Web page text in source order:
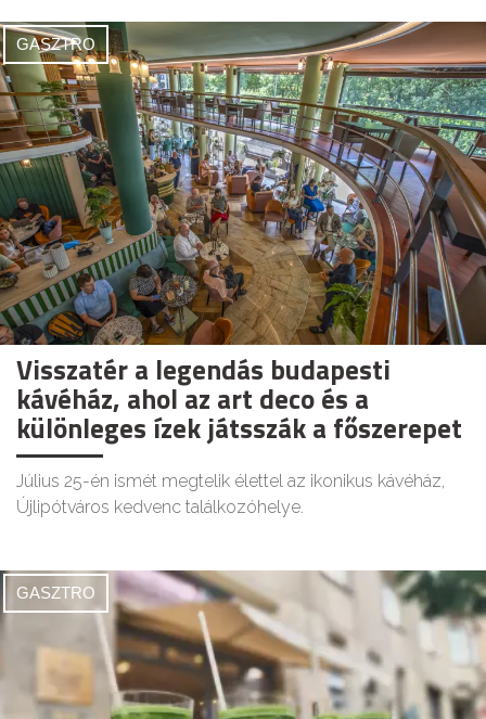
GASZTRO
Visszatér a legendás budapesti
kávéház, ahol az art deco és a
különleges ízek játsszák a főszerepet
Július 25-én ismét megtelik élettel az ikonikus kávéház,
Újlipótváros kedvenc találkozóhelye.
GASZTRO